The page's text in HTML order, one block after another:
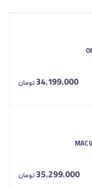
34,199,000تومان
35,299,000تومان